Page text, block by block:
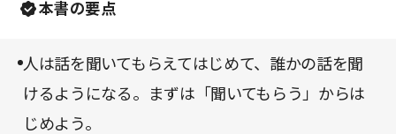
本書の要点
人は話を聞いてもらえてはじめて、誰かの話を聞
けるようになる。まずは「聞いてもらう」からは
じめよう。